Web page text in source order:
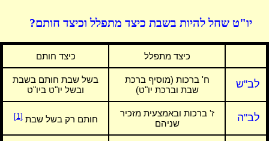
יו"ט שחל להיות בשבת כיצד מתפלל וכיצד חותם?
כיצד מתפלל כיצד חותם
לב"ש
ח' ברכות (מוסיף ברכת
שבת וברכת יו"ט)
בשל שבת חותם בשבת
ובשל יו"ט ביו"ט
לב"ה
ז' ברכות ובאמצעית מזכיר
שניהם
חותם רק בשל שבת[1]